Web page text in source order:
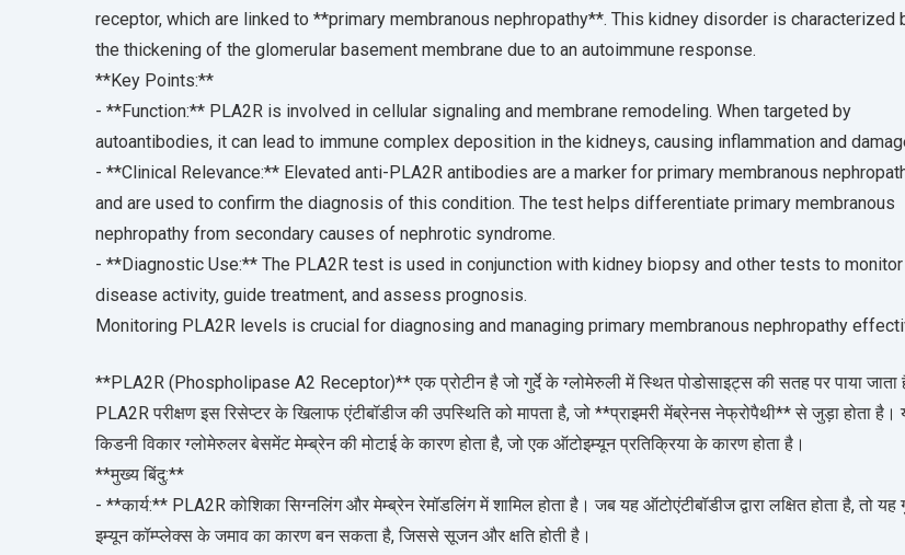
receptor, which are linked to **primary membranous nephropathy**. This kidney disorder is characterized
the thickening of the glomerular basement membrane due to an autoimmune response.
**Key Points:**
- **Function:** PLA2R is involved in cellular signaling and membrane remodeling. When targeted by
autoantibodies, it can lead to immune complex deposition in the kidneys, causing inflammation and
- **Clinical Relevance:** Elevated anti-PLA2R antibodies are a marker for primary membranous
and are used to confirm the diagnosis of this condition. The test helps differentiate primary membranous
nephropathy from secondary causes of nephrotic syndrome.
- **Diagnostic Use:** The PLA2R test is used in conjunction with kidney biopsy and other tests to monitor
disease activity, guide treatment, and assess prognosis.
Monitoring PLA2R levels is crucial for diagnosing and managing primary membranous nephropathy
**PLA2R (Phospholipase A2 Receptor)** एक प्रोटीन है जो गुर्दे के ग्लोमेरुली में स्थित पोडोसाइट्स की सतह पर पाया जाता
PLA2R परीक्षण इस रिसेप्टर के खिलाफ एंटीबॉडीज की उपस्थिति को मापता है, जो **प्राइमरी मेंब्रेनस नेफ्रोपैथी** से जुड़ा होता है।
किडनी विकार ग्लोमेरुलर बेसमेंट मेम्ब्रेन की मोटाई के कारण होता है, जो एक ऑटोइम्यून प्रतिक्रिया के कारण होता है।
**मुख्य बिंदु:**
- **कार्य:** PLA2R कोशिका सिग्नलिंग और मेम्ब्रेन रेमॉडलिंग में शामिल होता है। जब यह ऑटोएंटीबॉडीज द्वारा लक्षित होता है, तो यह
इम्यून कॉम्प्लेक्स के जमाव का कारण बन सकता है, जिससे सूजन और क्षति होती है।